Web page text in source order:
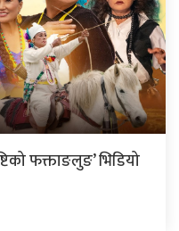
फक्ताङलुङ’ भिडियो